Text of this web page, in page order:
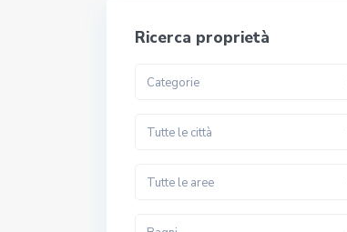
Ricerca proprietà
Categorie
Tutte le città
Tutte le aree